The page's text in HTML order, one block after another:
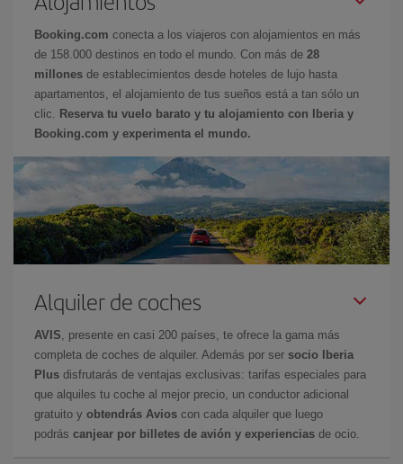
Booking.com conecta a los viajeros con alojamientos en más
de 158.000 destinos en todo el mundo. Con más de 28
millones de establecimientos desde hoteles de lujo hasta
apartamentos, el alojamiento de tus sueños está a tan sólo un
clic.
Reserva tu vuelo barato y tu alojamiento con Iberia y
Booking.com y experimenta el mundo.
Alquiler de coches
AVIS , presente en casi 200 países, te ofrece la gama más
completa de coches de alquiler. Además por ser socio Iberia
Plus disfrutarás de ventajas exclusivas: tarifas especiales para
que alquiles tu coche al mejor precio, un conductor adicional
gratuito y obtendrás Avios con cada alquiler que luego
podrás canjear por billetes de avión y experiencias de ocio.